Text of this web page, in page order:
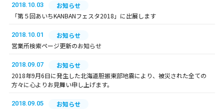
2018.10.03
お知らせ
「第５回あいちKANBANフェスタ2018」に出展します
2018.10.01
お知らせ
営業所検索ページ更新のお知らせ
2018.09.07
お知らせ
2018年9月6日に発生した北海道胆振東部地震により、被災された全ての
方々に心よりお見舞い申し上げます。
2018.09.05
お知らせ